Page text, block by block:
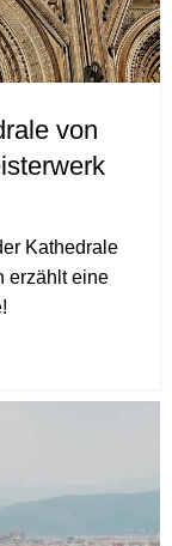
von
Kathedrale
erzählt eine